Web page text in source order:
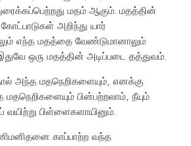
மதம் ஆகும். மதத்தின்
அறிந்து யார்
எந்த மதத்தை வேண்டுமானாலும்
ஒரு மதத்தின் அடிப்படை தத்துவம்.
அந்த மதநெறிகளையும், எனக்கு
மதநெறிகளையும் பின்பற்றலாம், நீயும்
வயிற்று பிள்ளைகளாயினும்.
காப்பாற்ற வந்த